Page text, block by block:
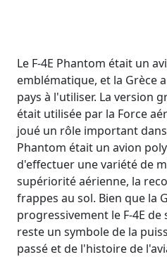
Le F-4E Phantom était un
emblématique, et la Grèce
pays à l'utiliser. La version
était utilisée par la Force
joué un rôle important
Phantom était un avion
d'effectuer une variété de
supériorité aérienne, la
frappes au sol. Bien que la
progressivement le F-4E de
reste un symbole de la
passé et de l'histoire de